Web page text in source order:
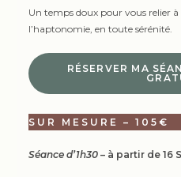
Un temps doux pour vous relier
l’haptonomie, en toute sérénité.
RÉSERVER MA
SUR MESURE – 105€
Séance d’1h30 – à partir de 16